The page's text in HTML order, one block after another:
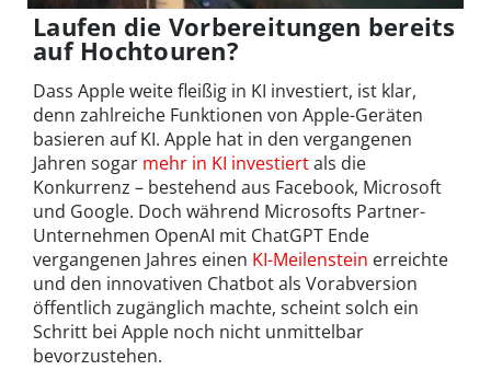
Laufen die Vorbereitungen bereits
auf Hochtouren?
Dass Apple weite fleißig in KI investiert, ist klar,
denn zahlreiche Funktionen von Apple-Geräten
basieren auf KI. Apple hat in den vergangenen
Jahren sogar mehr in KI investiertals die
Konkurrenz – bestehend aus Facebook, Microsoft
und Google. Doch während Microsofts Partner-
Unternehmen OpenAI mit ChatGPT Ende
vergangenen Jahres einen KI-Meilenstein erreichte
und den innovativen Chatbot als Vorabversion
öffentlich zugänglich machte, scheint solch ein
Schritt bei Apple noch nicht unmittelbar
bevorzustehen.